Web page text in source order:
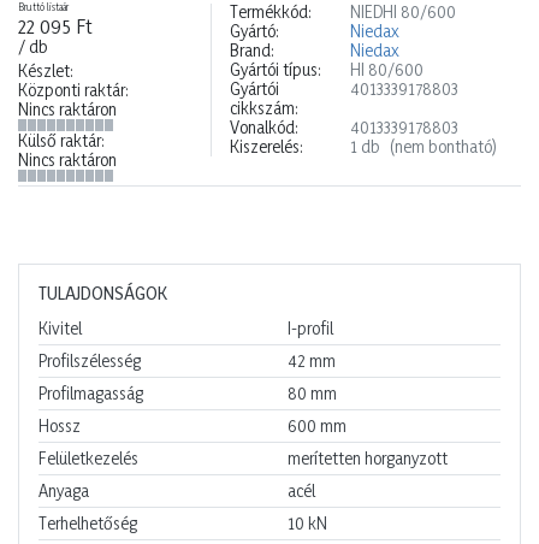
Bruttó listaár
22 095 Ft
/ db
Készlet:
Központi raktár:
Nincs raktáron
Külső raktár:
Nincs raktáron
Termékkód:
NIEDHI 80/600
Gyártó:
Niedax
Brand:
Niedax
Gyártói típus:
HI 80/600
Gyártói
cikkszám:
4013339178803
Vonalkód:
4013339178803
Kiszerelés:
1 db (nem bontható)
TULAJDONSÁGOK
Kivitel
I-profil
Profilszélesség
42 mm
Profilmagasság
80 mm
Hossz
600 mm
Felületkezelés
merítetten horganyzott
Anyaga
acél
Terhelhetőség
10 kN